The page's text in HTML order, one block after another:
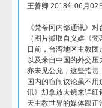
王善卿 2018年06月02
《梵蒂冈内部通讯》
（图片撷取自义媒《梵
日前，台湾地区主教
以及来自中国的外交
亦未见公允，这些指责
国内的喧闹议论虽不
讯》却拿放大镜来详细
天主教世界的媒体跟